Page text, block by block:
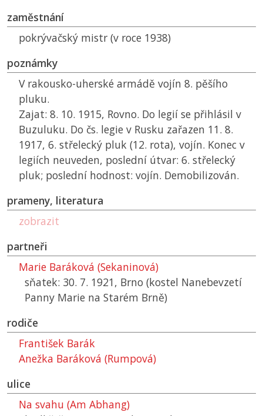
zaměstnání
pokrývačský mistr (v roce 1938)
poznámky
V rakousko-uherské armádě vojín 8. pěšího
pluku.
Zajat: 8. 10. 1915, Rovno. Do legií se přihlásil v
Buzuluku. Do čs. legie v Rusku zařazen 11. 8.
1917, 6. střelecký pluk (12. rota), vojín. Konec v
legiích neuveden, poslední útvar: 6. střelecký
pluk; poslední hodnost: vojín. Demobilizován.
prameny, literatura
zobrazit
partneři
Marie Baráková (Sekaninová)
sňatek: 30. 7. 1921, Brno (kostel Nanebevzetí
Panny Marie na Starém Brně)
rodiče
František Barák
Anežka Baráková (Rumpová)
ulice
Na svahu (Am Abhang)